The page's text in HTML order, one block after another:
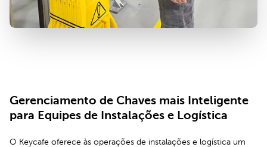
Gerenciamento de Chaves mais Inteligente
para Equipes de Instalações e Logística
O Keycafe oferece às operações de instalações e logística um